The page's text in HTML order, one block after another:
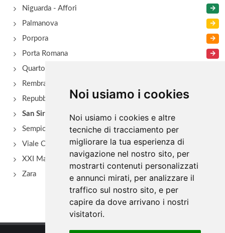
Noi usiamo i cookies
Noi usiamo i cookies e altre
tecniche di tracciamento per
migliorare la tua esperienza di
navigazione nel nostro sito, per
mostrarti contenuti personalizzati
e annunci mirati, per analizzare il
traffico sul nostro sito, e per
capire da dove arrivano i nostri
visitatori.
Niguarda - Affori
Palmanova
Porpora
Porta Romana
Quarto Oggiaro
Rembrant
Repubblica
San Siro - Via Novara
Sempione
Viale Certosa
XXI Marzo
Zara